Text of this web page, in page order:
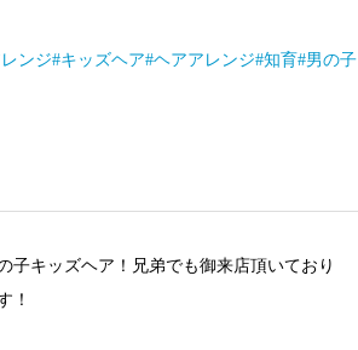
ンジ#キッズヘア#ヘアアレンジ#知育#男の子
子キッズヘア！兄弟でも御来店頂いており
！